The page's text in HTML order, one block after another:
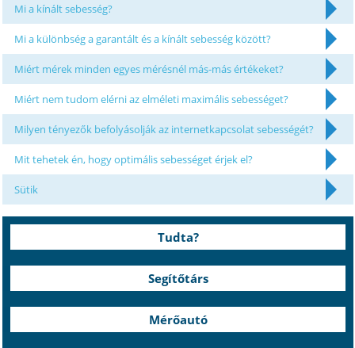
Mi a kínált sebesség?
Mi a különbség a garantált és a kínált sebesség között?
Miért mérek minden egyes mérésnél más-más értékeket?
Miért nem tudom elérni az elméleti maximális sebességet?
Milyen tényezők befolyásolják az internetkapcsolat sebességét?
Mit tehetek én, hogy optimális sebességet érjek el?
Sütik
Tudta?
Segítőtárs
Mérőautó